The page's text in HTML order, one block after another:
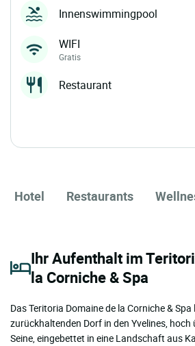
Innenswimmingpool
WIFI
Gratis
Restaurant
Hotel Restaurants
Ihr Aufenthalt im
la Corniche & Spa
Das Teritoria Domaine de la Corniche &
zurückhaltenden Dorf in den Yvelines,
Seine, eingebettet in eine Landschaft aus